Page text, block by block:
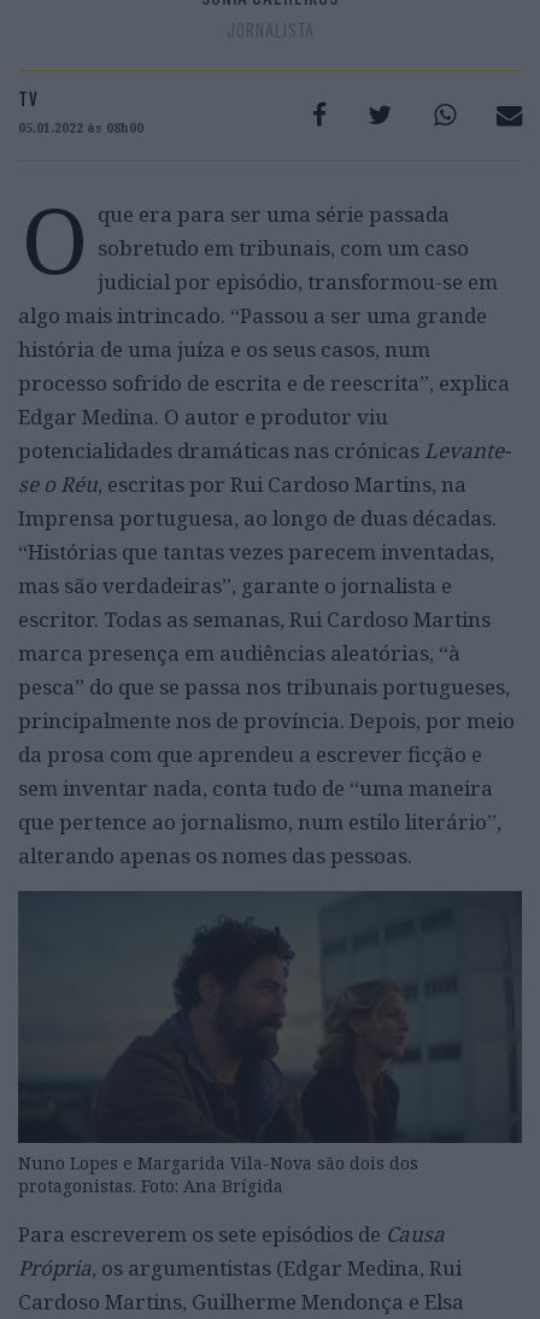
JORNALISTA
TV
05.01.2022 às 08h00
O que era para ser uma série passada
sobretudo em tribunais, com um caso
judicial por episódio, transformou-se em
algo mais intrincado. “Passou a ser uma grande
história de uma juíza e os seus casos, num
processo sofrido de escrita e de reescrita”, explica
Edgar Medina. O autor e produtor viu
potencialidades dramáticas nas crónicas Levante-
se o Réu, escritas por Rui Cardoso Martins, na
Imprensa portuguesa, ao longo de duas décadas.
“Histórias que tantas vezes parecem inventadas,
mas são verdadeiras”, garante o jornalista e
escritor. Todas as semanas, Rui Cardoso Martins
marca presença em audiências aleatórias, “à
pesca” do que se passa nos tribunais portugueses,
principalmente nos de província. Depois, por meio
da prosa com que aprendeu a escrever ficção e
sem inventar nada, conta tudo de “uma maneira
que pertence ao jornalismo, num estilo literário”,
alterando apenas os nomes das pessoas.
Nuno Lopes e Margarida Vila-Nova são dois dos
protagonistas. Foto: Ana Brígida
Para escreverem os sete episódios de Causa
Própria, os argumentistas (Edgar Medina, Rui
Cardoso Martins, Guilherme Mendonça e Elsa